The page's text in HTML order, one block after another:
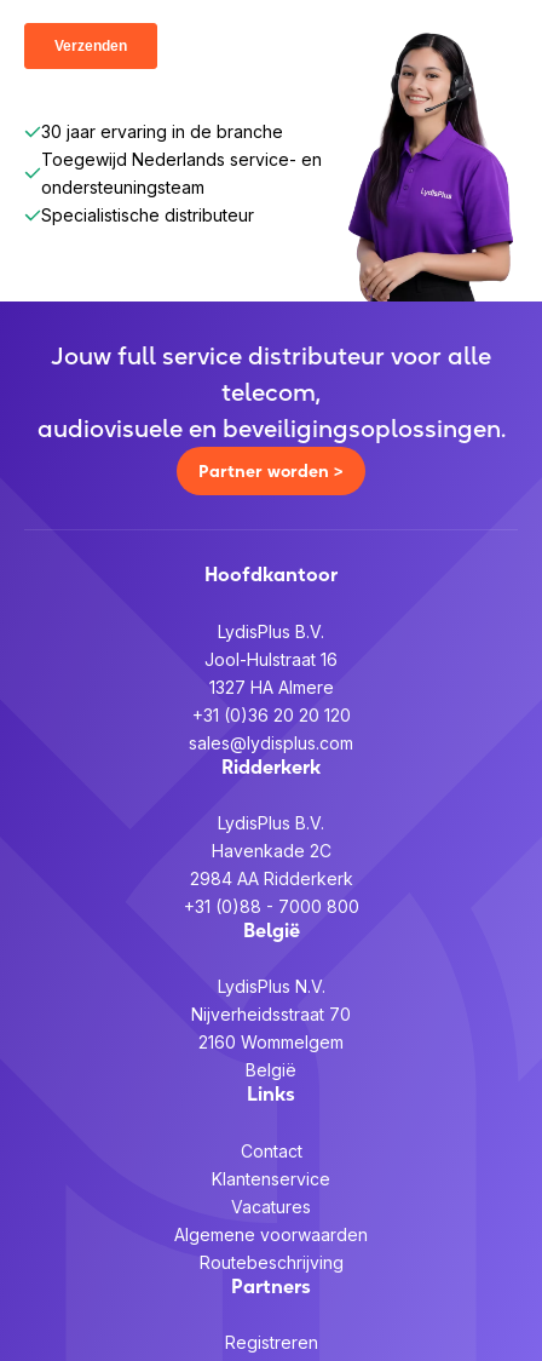
30 jaar ervaring in de branche
Toegewijd Nederlands service- en
ondersteuningsteam
Specialistische distributeur
Jouw full service distributeur voor alle
telecom,
audiovisuele en beveiligingsoplossingen.
Partner worden >
Hoofdkantoor
LydisPlus B.V.
Jool-Hulstraat 16
1327 HA Almere
+31 (0)36 20 20 120
sales@lydisplus.com
Ridderkerk
LydisPlus B.V.
Havenkade 2C
2984 AA Ridderkerk
+31 (0)88 - 7000 800
België
LydisPlus N.V.
Nijverheidsstraat 70
2160 Wommelgem
België
Links
Contact
Klantenservice
Vacatures
Algemene voorwaarden
Routebeschrijving
Partners
Registreren